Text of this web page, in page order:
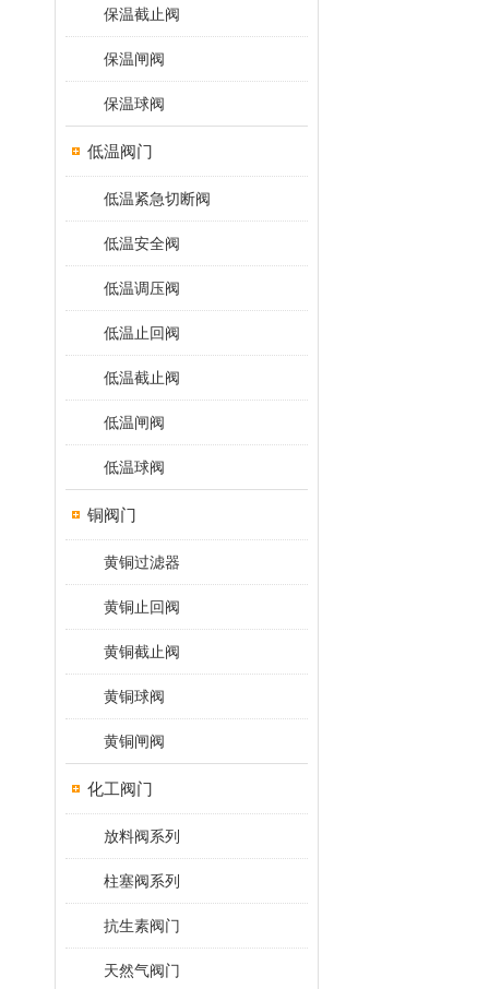
保温截止阀
保温闸阀
保温球阀
低温阀门
低温紧急切断阀
低温安全阀
低温调压阀
低温止回阀
低温截止阀
低温闸阀
低温球阀
铜阀门
黄铜过滤器
黄铜止回阀
黄铜截止阀
黄铜球阀
黄铜闸阀
化工阀门
放料阀系列
柱塞阀系列
抗生素阀门
天然气阀门